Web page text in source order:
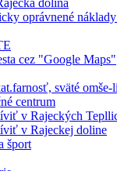
oprávnené
cez "Google Maps"
sväté omše-
centrum
v Rajeckých
v Rajeckej doline
šport